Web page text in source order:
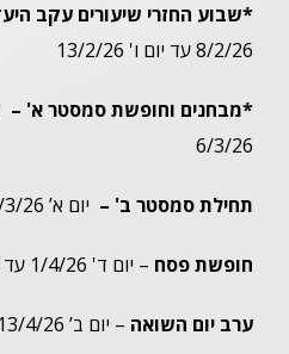
*שבוע החזרי שיעורים עקב
8/2/26 עד יום ו' 13/2/26
*מבחנים וחופשת סמסטר א' –
6/3/26
תחילת סמסטר ב' – יום א’ 8/3/26
חופשת פסח – יום ד' 1/4/26 עד יום ד' 8/4/26 כולל
ערב יום השואה – יום ב’ 13/4/26 פעילות עד שעה 19:00